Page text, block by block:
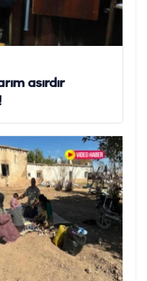
asırdır